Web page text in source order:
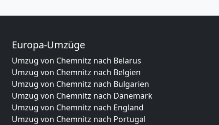
Europa-Umzüge
Umzug von Chemnitz nach Belarus
Umzug von Chemnitz nach Belgien
Umzug von Chemnitz nach Bulgarien
Umzug von Chemnitz nach Dänemark
Umzug von Chemnitz nach England
Umzug von Chemnitz nach Portugal